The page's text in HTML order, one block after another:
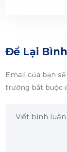
Để Lại
Email của bạn
trường bắt buộc